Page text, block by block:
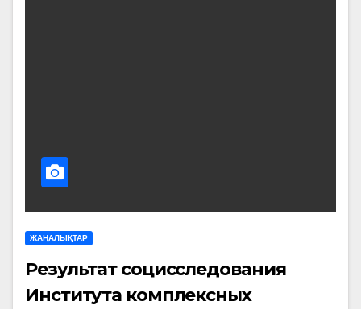
ЖАҢАЛЫҚТАР
Результат социсследования
Института комплексных